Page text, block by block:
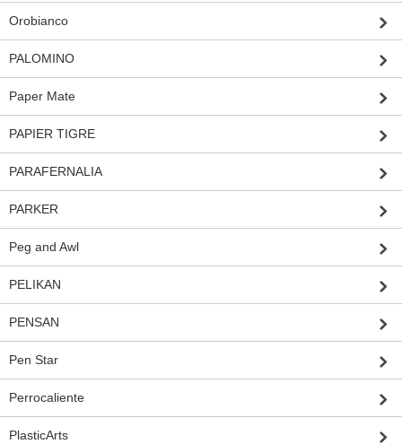
Orobianco
PALOMINO
Paper Mate
PAPIER TIGRE
PARAFERNALIA
PARKER
Peg and Awl
PELIKAN
PENSAN
Pen Star
Perrocaliente
PlasticArts